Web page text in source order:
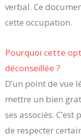
verbal. Ce
cette occupation.
Pourquoi cette
déconseillée ?
D’un point de vue
mettre un bien
ses associés.
de respecter